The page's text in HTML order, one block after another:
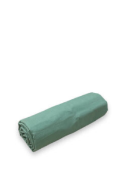
ΓΡΉΓΟΡΗ
ΠΡΟΒΟΛΉ